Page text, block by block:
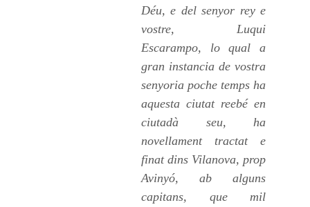
Déu, e del senyor rey e
vostre, Luqui
Escarampo, lo qual a
gran instancia de vostra
senyoria poche temps ha
aquesta ciutat reebé en
ciutadà seu, ha
novellament tractat e
finat dins Vilanova, prop
Avinyó, ab alguns
capitans, que mil